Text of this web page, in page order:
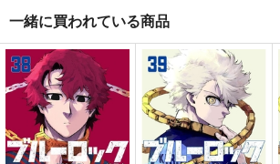
作品詳細
以心電心
GEOLOGIC
専売 692 円（税込）
Free！
山崎宗介×松岡凛
一緒に買われている商品